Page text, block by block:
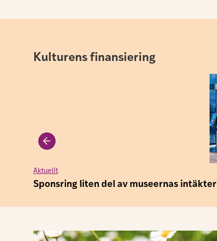
Kulturens finansiering
Aktuellt
Sponsring liten del av museernas intäkter